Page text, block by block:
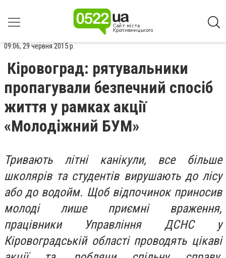
09:06, 29 червня 2015 р.
Кіровоград: рятувальники
пропагували безпечний спосіб
життя у рамках акції
«Молодіжний БУМ»
Тривають літні канікули, все більше
школярів та студентів вирушають до лісу
або до водойм. Щоб відпочинок приносив
молоді лише приємні враження,
працівники Управління ДСНС у
Кіровоградській області проводять цікаві